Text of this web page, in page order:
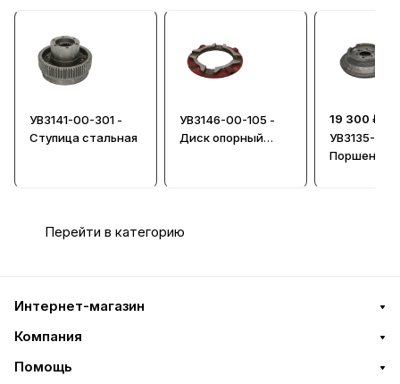
УВ3141-00-301 -
Ступица стальная
УВ3146-00-105 -
Диск опорный
19 300 ₽
УВ3135-00-
Поршень
Перейти в категорию
Интернет-магазин
Компания
Помощь